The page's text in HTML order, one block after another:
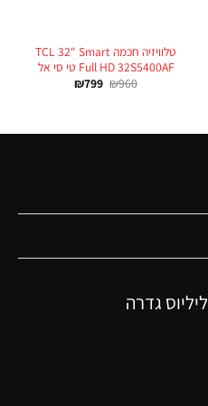
טלוויזיה חכמה TCL 32" Smart
Full HD 32S5400AF טי סי אל
₪960
₪799